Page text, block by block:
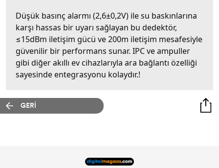
Düşük basınç alarmı (2,6±0,2V) ile su baskınlarına
karşı hassas bir uyarı sağlayan bu dedektör,
≤15dBm iletişim gücü ve 200m iletişim mesafesiyle
güvenilir bir performans sunar. IPC ve ampuller
gibi diğer akıllı ev cihazlarıyla ara bağlantı özelliği
sayesinde entegrasyonu kolaydır.!
GERİ